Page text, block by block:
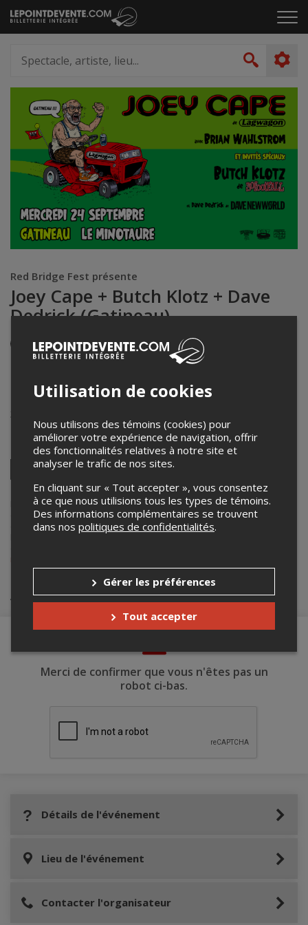
Passer
au
le
artiste,
lieu...
Red Bridge Fest présente
Joey Cape + Butch Klotz + Dave
Dedrick (Gatineau)
Événement en personne
24 septembre 2025
Le Minotaure
3 Rue Kent
Partagez cet événement
Facebook
Twitter
Linkedin PinterestEnvoyer
par
courriel
Lepointdevente.com agit à titre de mandataire pour Red Bridge Fest
dans le cadre de l’affichage en ligne et la vente de billets pour ses
événements.
Pour plus d’information à propos de cet événement, veuillez
Achat de billets
Merci de confirmer que vous n'êtes pas un
robot ci-bas.
Détails de l'événement
Lieu de l'événement
Contacter l'organisateur
Utilisation de cookies
Nous utilisons des témoins (cookies) pour
améliorer votre expérience de navigation, offrir
des fonctionnalités relatives à notre site et
analyser le trafic de nos sites.
En cliquant sur « Tout accepter », vous consentez
à ce que nous utilisions tous les types de témoins.
Des informations complémentaires se trouvent
dans nos politiques de confidentialités.
Gérer les préférences
Tout accepter